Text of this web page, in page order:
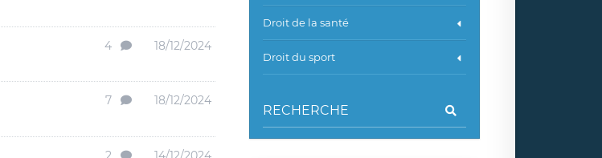
4 18/12/2024
7 18/12/2024
Droit de la santé
Droit du sport